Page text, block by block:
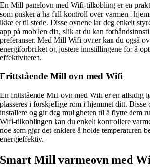
En Mill panelovn med Wifi-tilkobling er en
som ønsker å ha full kontroll over varmen i
ikke er til stede. Disse ovnene lar deg enkelt
app på mobilen din, slik at du kan
preferanser. Med Mill Wifi ovner kan du også
energiforbruket og justere innstillingene for å
effektiviteten.
Frittstående Mill ovn med Wifi
En frittstående Mill ovn med Wifi er en allsidig
plasseres i forskjellige rom i hjemmet ditt. Disse
installere og gir deg muligheten til å flytte dem
Wifi-tilkoblingen kan du enkelt kontrollere
noe som gjør det enklere å holde temperaturen
energieffektiv.
Smart Mill varmeovn med